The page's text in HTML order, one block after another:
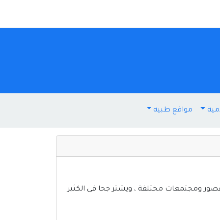
مواقع طبيه
ومجتمعات مختلفة ، ويشتر جحا فى الكثير